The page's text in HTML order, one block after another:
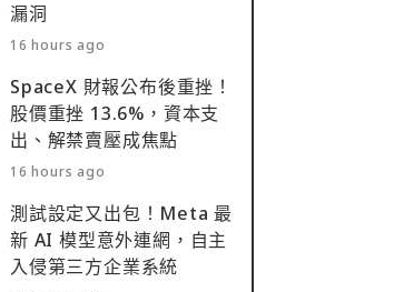
漏洞
16 hours ago
SpaceX 財報公布後重挫！
股價重挫 13.6%，資本支
出、解禁賣壓成焦點
16 hours ago
測試設定又出包！Meta 最
新 AI 模型意外連網，自主
入侵第三方企業系統